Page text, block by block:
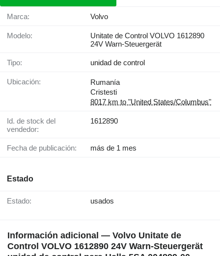
Marca: Volvo
Modelo:
Unitate de Control VOLVO 1612890
24V Warn-Steuergerät
Tipo: unidad de control
Ubicación:
Rumanía
Cristesti
8017 km to "United States/Columbus"
Id. de stock del
vendedor:
1612890
Fecha de publicación: más de 1 mes
Estado
Estado: usados
Información adicional — Volvo Unitate de
Control VOLVO 1612890 24V Warn-Steuergerät